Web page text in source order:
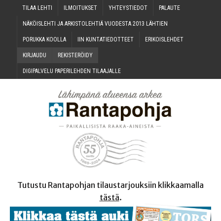
TILAA LEH­TI ILMOI­TUK­SET YHTEYS­TIE­DOT PALAU­TE
NÄKÖIS­LEH­TI JA ARKIS­TO­LEH­TIÄ VUO­DES­TA 2013 LÄHTIEN
PORUK­KA KOOLLA IIN KUN­TA­TIE­DOT­TEET ERI­KOIS­LEH­DET
KIR­JAU­DU REKIS­TE­RÖI­DY
DIGI­PAL­VE­LU PAPE­RI­LEH­DEN TILAAJALLE
Tutustu Rantapohjan tilaustarjouksiin klikkaamalla
tästä.